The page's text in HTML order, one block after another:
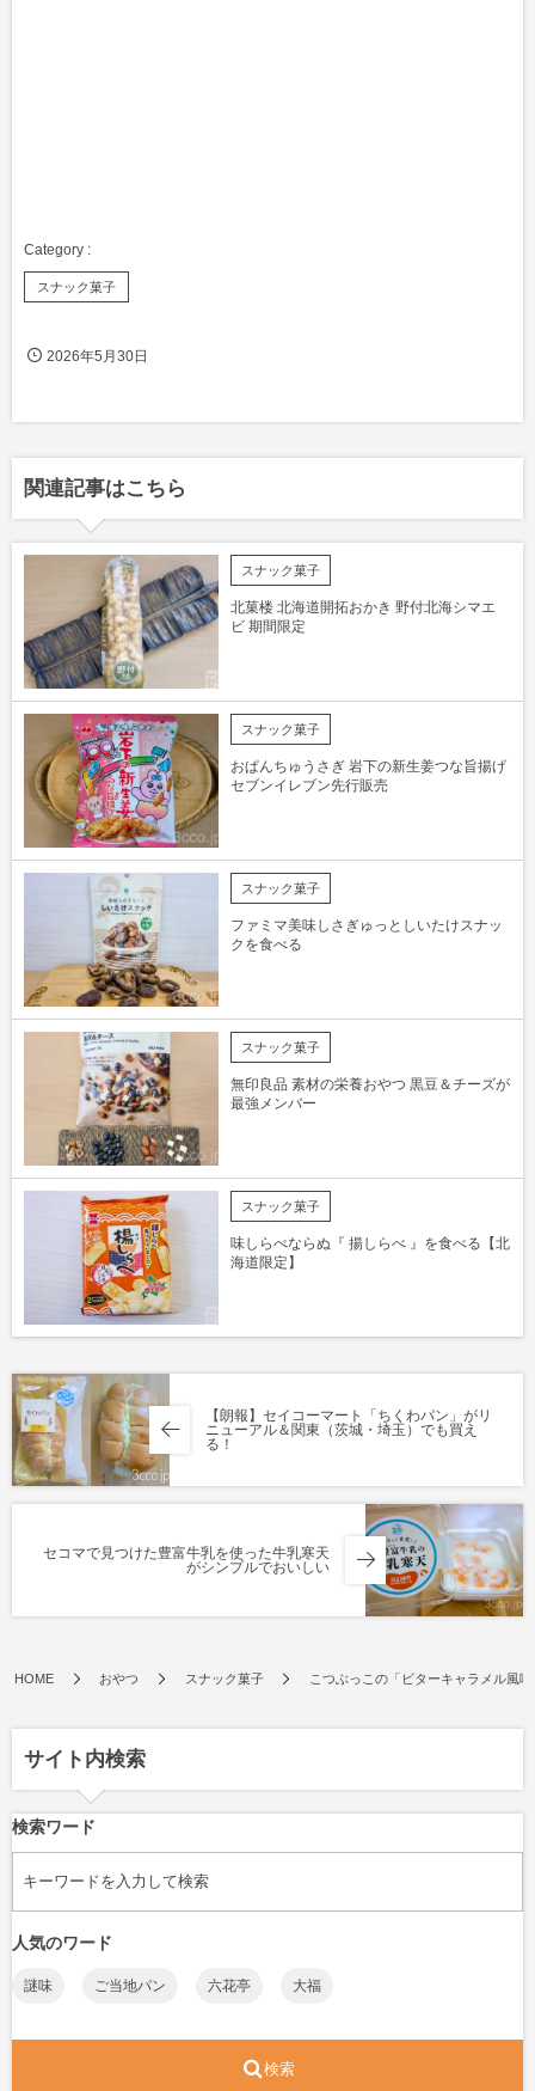
スナック菓子
2026年5月30日
関連記事はこちら
スナック菓子
北菓楼 北海道開拓おかき 野付北海シマエ
ビ 期間限定
スナック菓子
おぱんちゅうさぎ 岩下の新生姜つな旨揚げ
セブンイレブン先行販売
スナック菓子
ファミマ美味しさぎゅっとしいたけスナッ
クを食べる
スナック菓子
無印良品 素材の栄養おやつ 黒豆＆チーズが
最強メンバー
スナック菓子
味しらべならぬ『 揚しらべ 』を食べる【北
海道限定】
【朗報】セイコーマート「ちくわパン」がリ
ニューアル＆関東（茨城・埼玉）でも買え
る！
セコマで見つけた豊富牛乳を使った牛乳寒天
がシンプルでおいしい
HOME おやつ スナック菓子 こつぶっこの「ビターキャラメル風
サイト内検索
検索ワード
人気のワード
謎味 ご当地パン 六花亭 大福
検索